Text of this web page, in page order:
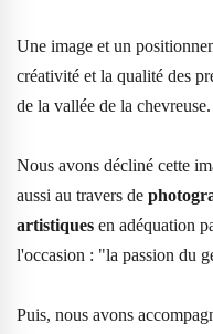
Une image et un
créativité et la qualité des
de la vallée de la chevreuse.
Nous avons décliné cette
aussi au travers de
artistiques en adéquation
l'occasion : "la passion du
Puis, nous avons